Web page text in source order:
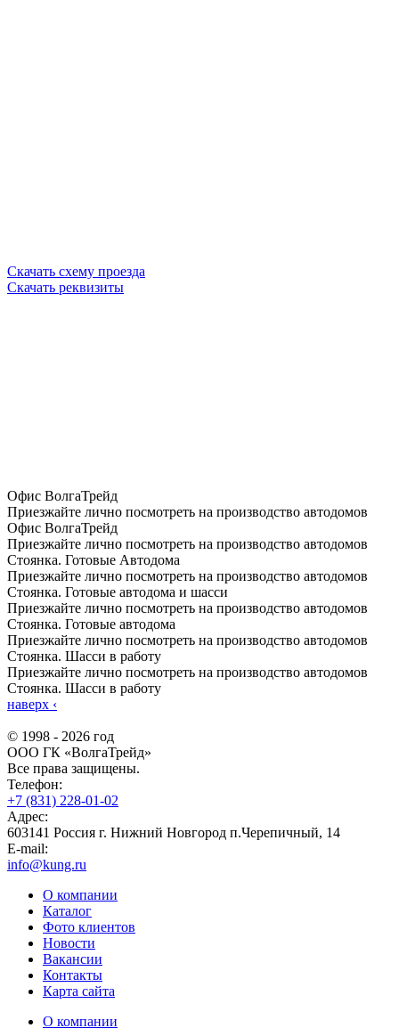
Скачать схему проезда
Скачать реквизиты
Офис ВолгаТрейд
Приезжайте лично посмотреть на производство автодомов
Офис ВолгаТрейд
Приезжайте лично посмотреть на производство автодомов
Стоянка. Готовые Автодома
Приезжайте лично посмотреть на производство автодомов
Стоянка. Готовые автодома и шасси
Приезжайте лично посмотреть на производство автодомов
Стоянка. Готовые автодома
Приезжайте лично посмотреть на производство автодомов
Стоянка. Шасси в работу
Приезжайте лично посмотреть на производство автодомов
Стоянка. Шасси в работу
наверх ‹
© 1998 - 2026 год
ООО ГК «ВолгаТрейд»
Все права защищены.
Телефон:
+7 (831) 228-01-02
Адрес:
603141 Россия г. Нижний Новгород п.Черепичный, 14
E-mail:
info@kung.ru
О компании
Каталог
Фото клиентов
Новости
Вакансии
Контакты
Карта сайта
О компании